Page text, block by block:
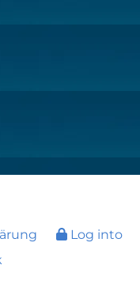
Log into